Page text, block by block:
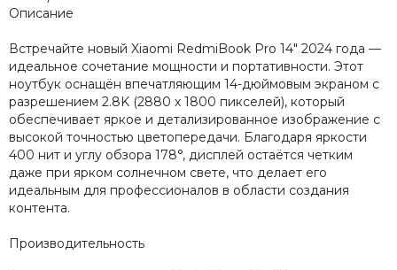
Описание
Встречайте новый Xiaomi RedmiBook Pro 14" 2024 года —
идеальное сочетание мощности и портативности. Этот
ноутбук оснащён впечатляющим 14-дюймовым экраном с
разрешением 2.8K (2880 x 1800 пикселей), который
обеспечивает яркое и детализированное изображение с
высокой точностью цветопередачи. Благодаря яркости
400 нит и углу обзора 178°, дисплей остаётся четким
даже при ярком солнечном свете, что делает его
идеальным для профессионалов в области создания
контента.
Производительность